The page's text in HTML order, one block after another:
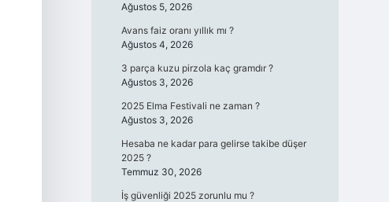
Ağustos 5, 2026
Avans faiz oranı yıllık mı ?
Ağustos 4, 2026
3 parça kuzu pirzola kaç gramdır ?
Ağustos 3, 2026
2025 Elma Festivali ne zaman ?
Ağustos 3, 2026
Hesaba ne kadar para gelirse takibe düşer
2025 ?
Temmuz 30, 2026
İş güvenliği 2025 zorunlu mu ?